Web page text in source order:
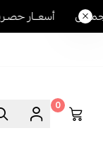
التجميــل
0